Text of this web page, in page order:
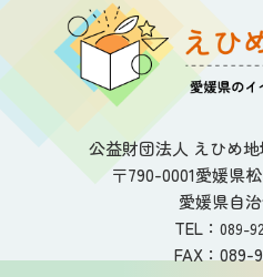
公益財団法人 えひめ
〒790-0001愛媛県
愛媛県自
TEL： 089-
FAX：089-